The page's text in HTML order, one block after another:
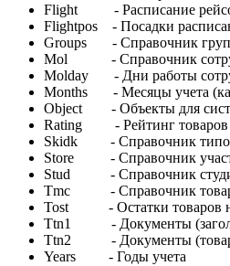
Flight - Расписание
Flightpos - Посадки
Groups - Справочник
Mol - Справочник
Molday - Дни работы
Months - Месяцы учета
Object - Объекты для
Rating - Рейтинг товаров
Skidk - Справочник типов
Store - Справочник
Stud - Справочник
Tmc - Справочник
Tost - Остатки товаров
Ttn1 - Документы
Ttn2 - Документы
Years - Годы учета